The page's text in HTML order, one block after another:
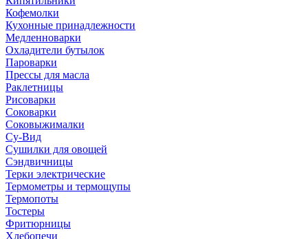
Кофемолки
Кухонные принадлежности
Медленноварки
Охладители бутылок
Пароварки
Прессы для масла
Раклетницы
Рисоварки
Соковарки
Соковыжималки
Су-Вид
Сушилки для овощей
Сэндвичницы
Терки электрические
Термометры и термощупы
Термопоты
Тостеры
Фритюрницы
Хлебопечи